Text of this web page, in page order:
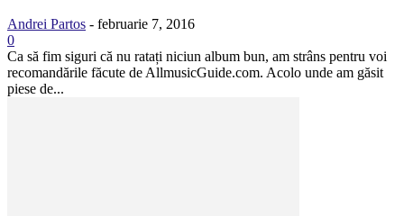
Andrei Partos - februarie 7, 2016
0
Ca să fim siguri că nu ratați niciun album bun, am strâns pentru voi
recomandările făcute de AllmusicGuide.com. Acolo unde am găsit
piese de...